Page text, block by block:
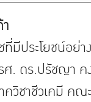
มีประโยชน์อย่า
ศ. ดร.ปรัชญา ค
ควิชาชีวเคมี คณะ